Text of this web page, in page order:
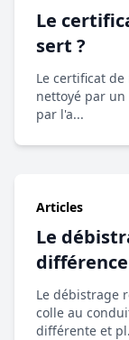
Le
sert ?
Le certificat
nettoyé par
par l'a...
Articles
Le
Le débistrage
colle au
différente et